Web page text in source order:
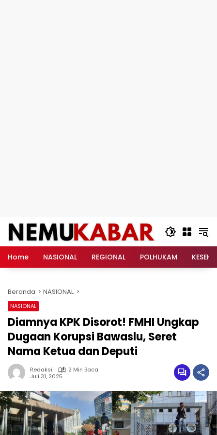
Langsung
konten
Home
NASIONAL REGIONAL POLHUKAM
Beranda NASIONAL
NASIONAL
Diamnya KPK Disorot! FMHI Ungkap
Dugaan Korupsi Bawaslu, Seret
Nama Ketua dan Deputi
Redaksi
2 Min Baca
Juli 31, 2025